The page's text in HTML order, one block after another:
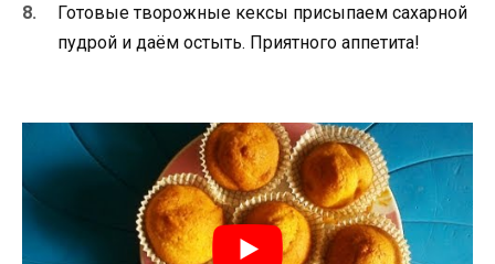
Готовые творожные кексы присыпаем сахарной
пудрой и даём остыть. Приятного аппетита!